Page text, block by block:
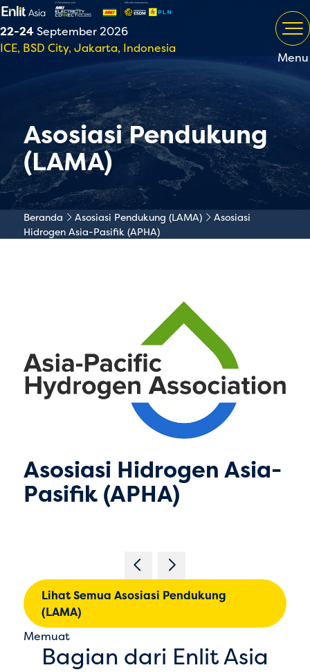
22-24September 2026
ICE, BSD City, Jakarta, Indonesia
Menu
Asosiasi Pendukung
(LAMA)
Beranda Asosiasi Pendukung (LAMA)
Asosiasi
Hidrogen Asia-Pasifik (APHA)
Asosiasi Hidrogen Asia-
Pasifik (APHA)
Lihat Semua Asosiasi Pendukung
(LAMA)
Memuat
Bagian dari Enlit Asia